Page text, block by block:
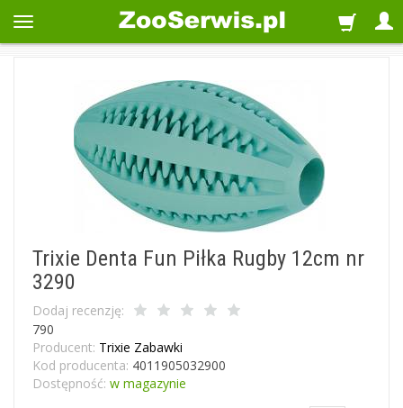
Trixie Denta Fun Piłka Rugby 12cm nr
3290
Dodaj recenzję:
790
Producent: Trixie Zabawki
Kod producenta: 4011905032900
Dostępność: w magazynie